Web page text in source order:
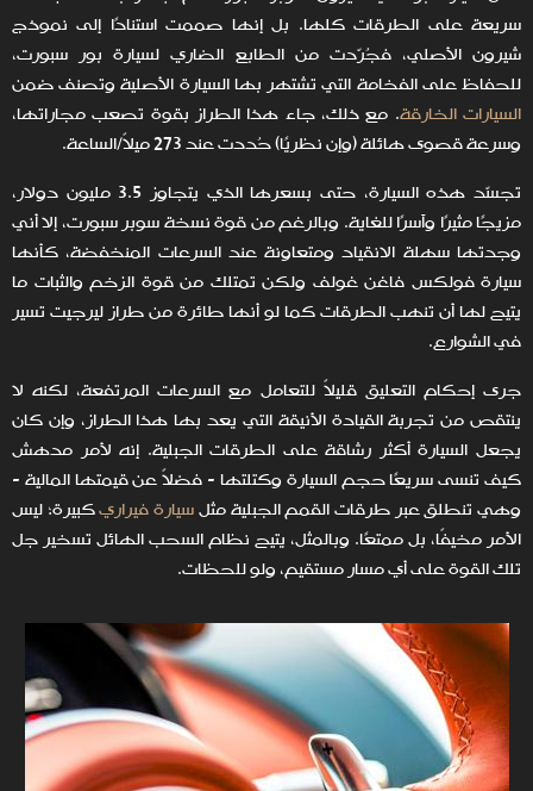
سريعة على الطرقات كلها. بل إنها صممت استنادًا إلى نموذج
شيرون الأصلي، فجُرّدت من الطابع الضاري لسيارة بور سبورت،
للحفاظ على الفخامة التي تشتهر بها السيارة الأصلية وتصنف ضمن
السيارات الخارقة. مع ذلك، جاء هذا الطراز بقوة تصعب مجاراتها،
وسرعة قصوى هائلة (وإن نظريًا) حُددت عند 273 ميلاً/الساعة.
تجسّد هذه السيارة، حتى بسعرها الذي يتجاوز 3.5 مليون دولار،
مزيجًا مثيرًا وآسرًا للغاية. وبالرغم من قوة نسخة سوبر سبورت، إلا أني
وجدتها سهلة الانقياد ومتعاونة عند السرعات المنخفضة، كأنها
سيارة فولكس فاغن غولف ولكن تمتلك من قوة الزخم والثبات ما
يتيح لها أن تنهب الطرقات كما لو أنها طائرة من طراز ليرجيت تسير
في الشوارع.
جرى إحكام التعليق قليلاً للتعامل مع السرعات المرتفعة، لكنه لا
ينتقص من تجربة القيادة الأنيقة التي يعد بها هذا الطراز، وإن كان
يجعل السيارة أكثر رشاقة على الطرقات الجبلية. إنه لأمر مدهش
كيف تنسى سريعًا حجم السيارة وكتلتها - فضلاً عن قيمتها المالية -
وهي تنطلق عبر طرقات القمم الجبلية مثلسيارة فيراريكبيرة؛ ليس
الأمر مخيفًا، بل ممتعًا. وبالمثل، يتيح نظام السحب الهائل تسخير جل
تلك القوة على أي مسار مستقيم، ولو للحظات.